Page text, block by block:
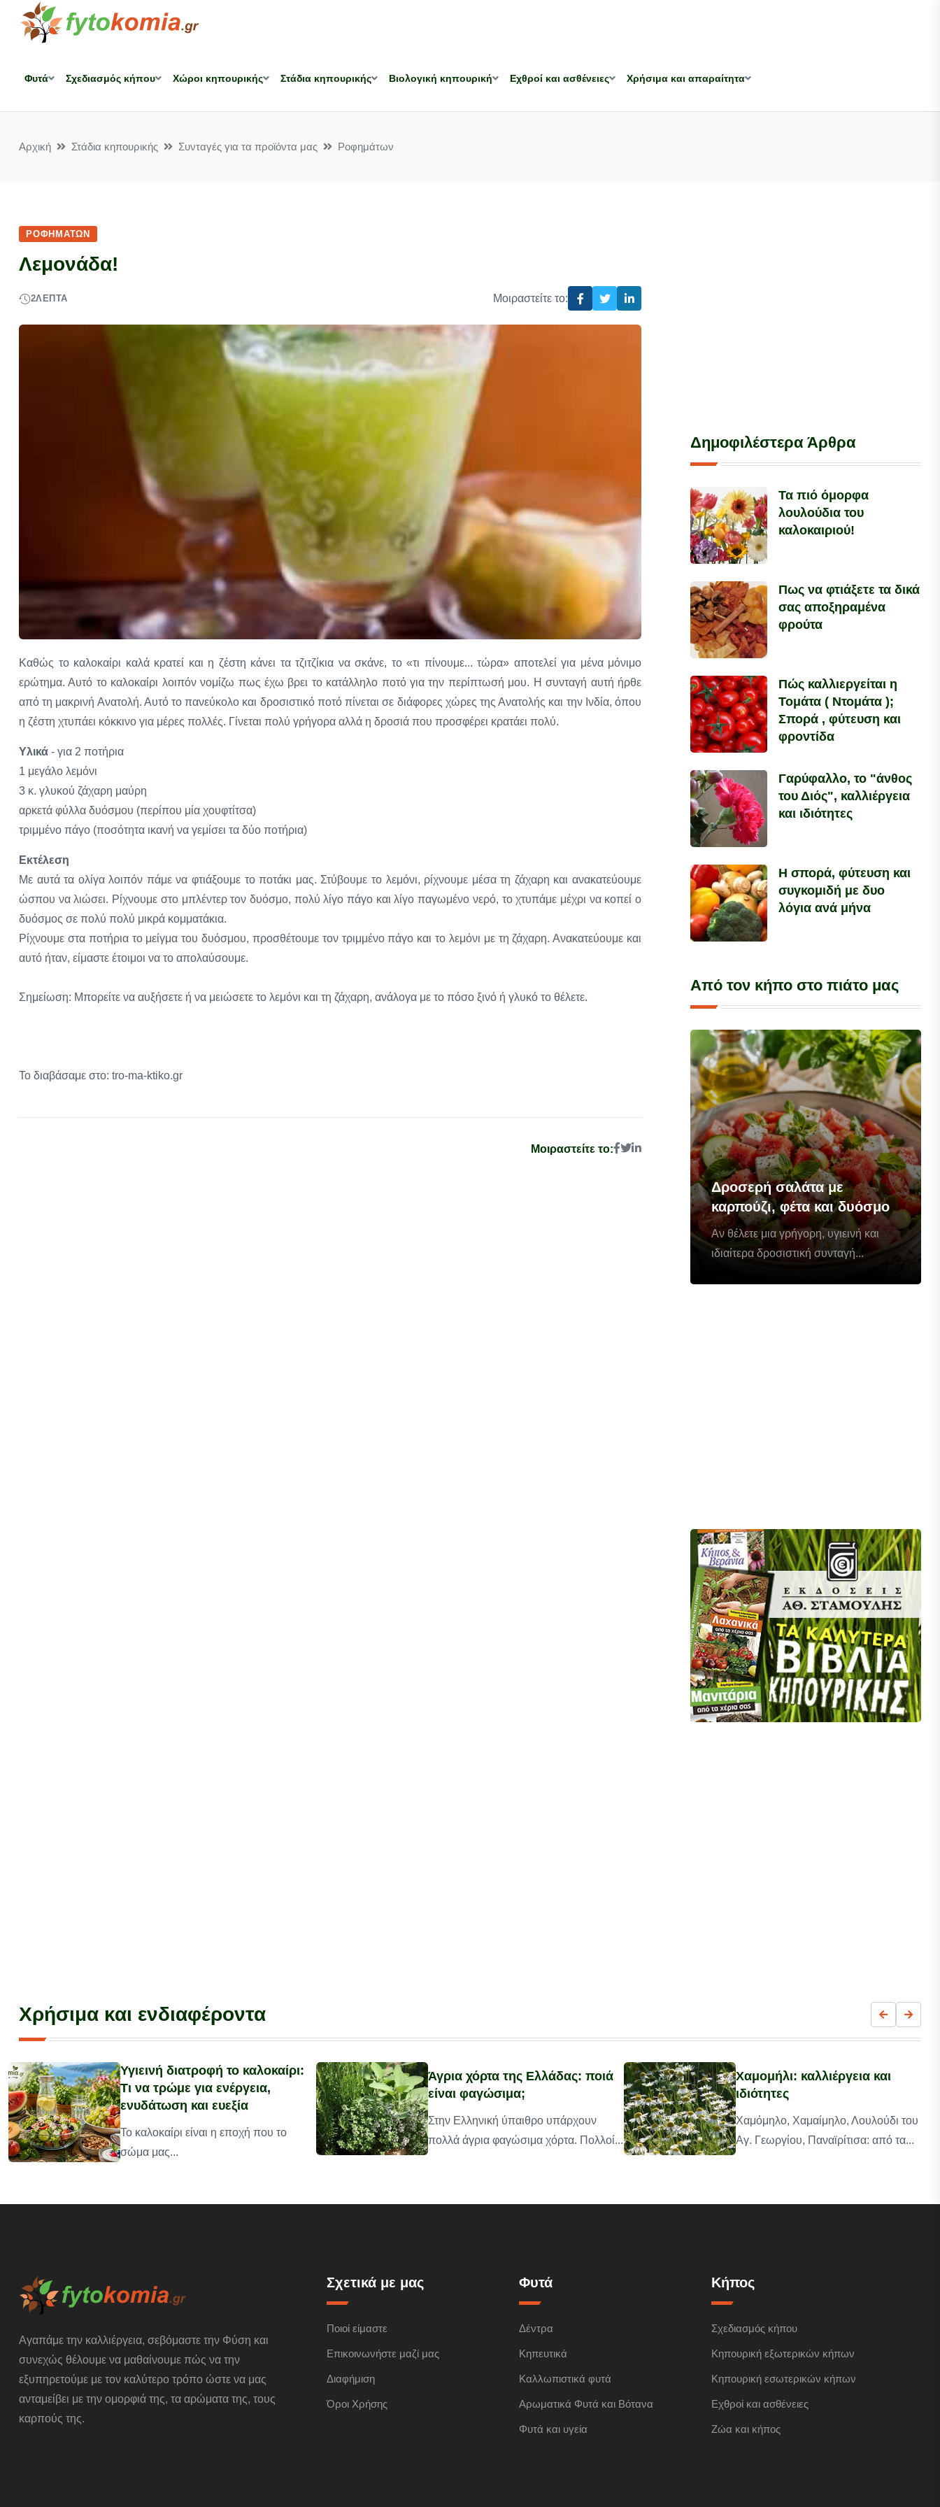
Φυτά Σχεδιασμός κήπου Χώροι κηπουρικής Στάδια κηπουρικής Βιολογική κηπουρική Εχθροί και ασθένειες Χρήσιμα και απαραίτητα
Αρχική Στάδια κηπουρικής Συνταγές για τα προϊόντα μας Ροφημάτων
ΡΟΦΗΜΆΤΩΝ
Λεμονάδα!
2ΛΕΠΤΆ Μοιραστείτε το:
Καθώς το καλοκαίρι καλά κρατεί και η ζέστη κάνει τα τζιτζίκια να σκάνε, το «τι πίνουμε... τώρα» αποτελεί για μένα μόνιμο
ερώτημα. Αυτό το καλοκαίρι λοιπόν νομίζω πως έχω βρει το κατάλληλο ποτό για την περίπτωσή μου. Η συνταγή αυτή ήρθε
από τη μακρινή Ανατολή. Αυτό το πανεύκολο και δροσιστικό ποτό πίνεται σε διάφορες χώρες της Ανατολής και την Ινδία, όπου
η ζέστη χτυπάει κόκκινο για μέρες πολλές. Γίνεται πολύ γρήγορα αλλά η δροσιά που προσφέρει κρατάει πολύ.
Υλικά - για 2 ποτήρια
1 μεγάλο λεμόνι
3 κ. γλυκού ζάχαρη μαύρη
αρκετά φύλλα δυόσμου (περίπου μία χουφτίτσα)
τριμμένο πάγο (ποσότητα ικανή να γεμίσει τα δύο ποτήρια)
Εκτέλεση
Με αυτά τα ολίγα λοιπόν πάμε να φτιάξουμε το ποτάκι μας. Στύβουμε το λεμόνι, ρίχνουμε μέσα τη ζάχαρη και ανακατεύουμε
ώσπου να λιώσει. Ρίχνουμε στο μπλέντερ τον δυόσμο, πολύ λίγο πάγο και λίγο παγωμένο νερό, το χτυπάμε μέχρι να κοπεί ο
δυόσμος σε πολύ πολύ μικρά κομματάκια.
Ρίχνουμε στα ποτήρια το μείγμα του δυόσμου, προσθέτουμε τον τριμμένο πάγο και το λεμόνι με τη ζάχαρη. Ανακατεύουμε και
αυτό ήταν, είμαστε έτοιμοι να το απολαύσουμε.
Σημείωση: Μπορείτε να αυξήσετε ή να μειώσετε το λεμόνι και τη ζάχαρη, ανάλογα με το πόσο ξινό ή γλυκό το θέλετε.
Το διαβάσαμε στο: tro-ma-ktiko.gr
Μοιραστείτε το:
Δημοφιλέστερα Άρθρα
Τα πιό όμορφα
λουλούδια του
καλοκαιριού!
Πως να φτιάξετε τα δικά
σας αποξηραμένα
φρούτα
Πώς καλλιεργείται η
Τομάτα ( Ντομάτα );
Σπορά , φύτευση και
φροντίδα
Γαρύφαλλο, το "άνθος
του Διός", καλλιέργεια
και ιδιότητες
Η σπορά, φύτευση και
συγκομιδή με δυο
λόγια ανά μήνα
Από τον κήπο στο πιάτο μας
Δροσερή σαλάτα με
καρπούζι, φέτα και δυόσμο
Αν θέλετε μια γρήγορη, υγιεινή και
ιδιαίτερα δροσιστική συνταγή...
Χρήσιμα και ενδιαφέροντα
Υγιεινή διατροφή το καλοκαίρι:
Τι να τρώμε για ενέργεια,
ενυδάτωση και ευεξία
Το καλοκαίρι είναι η εποχή που το
σώμα μας...
Άγρια χόρτα της Ελλάδας: ποιά
είναι φαγώσιμα;
Στην Ελληνική ύπαιθρο υπάρχουν
πολλά άγρια φαγώσιμα χόρτα. Πολλοί...
Χαμομήλι: καλλιέργεια και
ιδιότητες
Χαμόμηλο, Χαμαίμηλο, Λουλούδι του
Αγ. Γεωργίου, Παναϊρίτισα: από τα...
Αγαπάμε την καλλιέργεια, σεβόμαστε την Φύση και
συνεχώς θέλουμε να μαθαίνουμε πώς να την
εξυπηρετούμε με τον καλύτερο τρόπο ώστε να μας
ανταμείβει με την ομορφιά της, τα αρώματα της, τους
καρπούς της.
Σχετικά με μας
Ποιοί είμαστε
Επικοινωνήστε μαζί μας
Διαφήμιση
Όροι Χρήσης
Φυτά
Δέντρα
Κηπευτικά
Καλλωπιστικά φυτά
Αρωματικά Φυτά και Βότανα
Φυτά και υγεία
Κήπος
Σχεδιασμός κήπου
Κηπουρική εξωτερικών κήπων
Κηπουρική εσωτερικών κήπων
Εχθροί και ασθένειες
Ζώα και κήπος